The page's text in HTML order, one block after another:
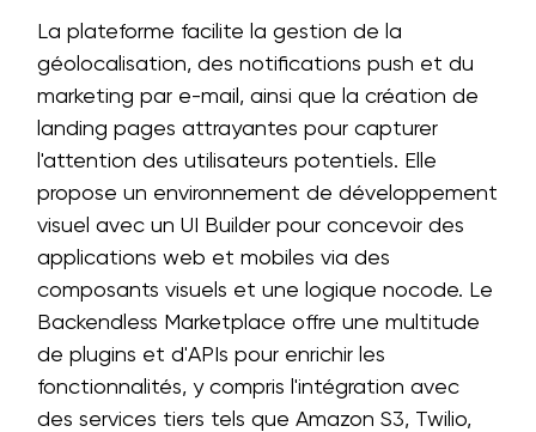
La plateforme facilite la gestion de la
géolocalisation, des notifications push et du
marketing par e-mail, ainsi que la création de
landing pages attrayantes pour capturer
l'attention des utilisateurs potentiels. Elle
propose un environnement de développement
visuel avec un UI Builder pour concevoir des
applications web et mobiles via des
composants visuels et une logique nocode. Le
Backendless Marketplace offre une multitude
de plugins et d'APIs pour enrichir les
fonctionnalités, y compris l'intégration avec
des services tiers tels que Amazon S3, Twilio,